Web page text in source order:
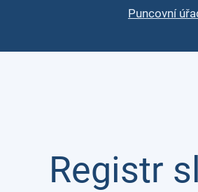
Puncovní
Registr